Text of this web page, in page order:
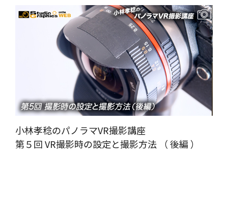
小林孝稔のパノラマVR撮影講座
第５回 VR撮影時の設定と撮影方法 （ 後編 ）